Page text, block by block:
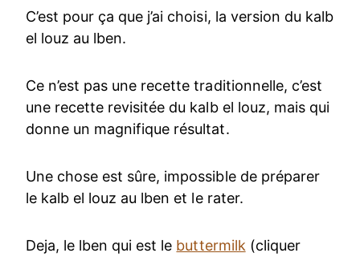
C’est pour ça que j’ai choisi, la version du kalb
el louz au lben.
Ce n’est pas une recette traditionnelle, c’est
une recette revisitée du kalb el louz, mais qui
donne un magnifique résultat.
Une chose est sûre, impossible de préparer
le kalb el louz au lben et le rater.
Deja, le lben qui est le buttermilk (cliquer